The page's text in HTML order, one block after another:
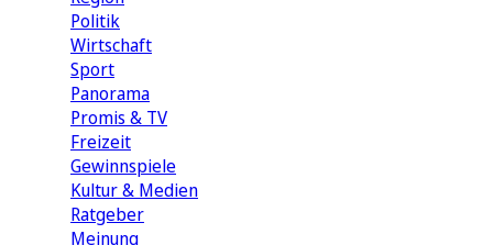
Politik
Wirtschaft
Sport
Panorama
Promis & TV
Freizeit
Gewinnspiele
Kultur & Medien
Ratgeber
Meinung